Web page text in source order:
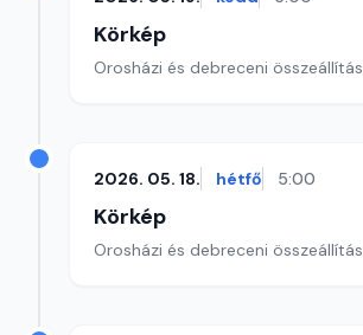
Körkép
Orosházi és debreceni összeállítás
2026. 05. 18. hétfő 5:00
Körkép
Orosházi és debreceni összeállítás